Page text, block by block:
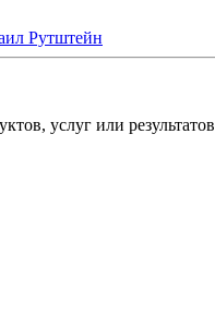
Рутштейн
услуг или результатов